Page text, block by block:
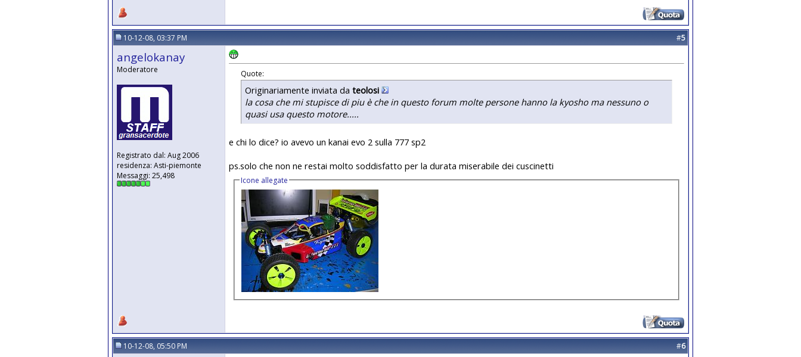
10-12-08, 03:37 PM #5
angelokanay
Moderatore
Registrato dal: Aug 2006
residenza: Asti-piemonte
Messaggi: 25,498
Quote:
Originariamente inviata da teolosi
la cosa che mi stupisce di piu è che in questo forum molte persone hanno la kyosho ma nessuno o
quasi usa questo motore.....
e chi lo dice? io avevo un kanai evo 2 sulla 777 sp2
ps.solo che non ne restai molto soddisfatto per la durata miserabile dei cuscinetti
Icone allegate
10-12-08, 05:50 PM #6